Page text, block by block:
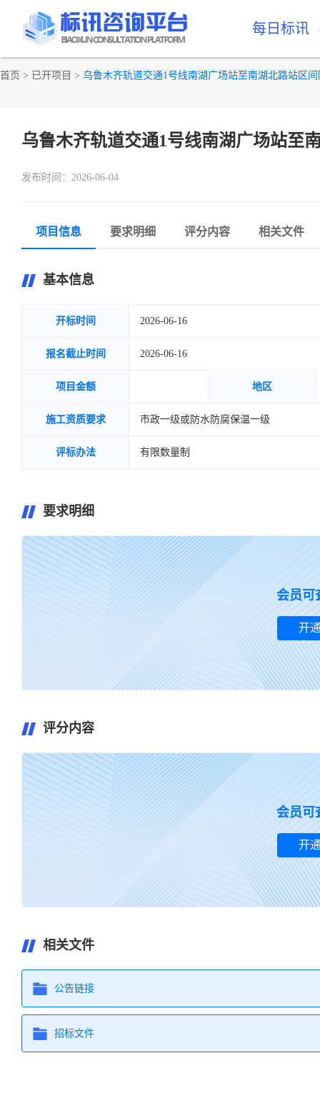
每日标讯
首页 > 已开项目 > 乌鲁木齐轨道交通1号线南湖广场站至南湖北路站区
乌鲁木齐轨道交通1号线南湖广场站至
发布时间：2026-06-04
项目信息 要求明细 评分内容 相关文件
基本信息
开标时间 2026-06-16
报名截止时间 2026-06-16
项目金额 地区
施工资质要求 市政一级或防水防腐保温一级
评标办法 有限数量制
要求明细
会员可
开
暂无要求明细~
评分内容
会员可
开
相关文件
公告链接
招标文件